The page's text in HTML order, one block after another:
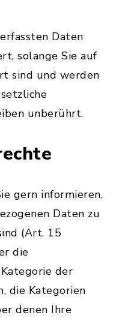
Daten
solange Sie auf
sind und werden
unberührt.
gern informieren,
Daten zu
(Art. 15
die
der
die Kategorien
denen Ihre